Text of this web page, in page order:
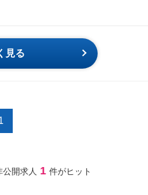
見る
公開求人 1 件がヒット